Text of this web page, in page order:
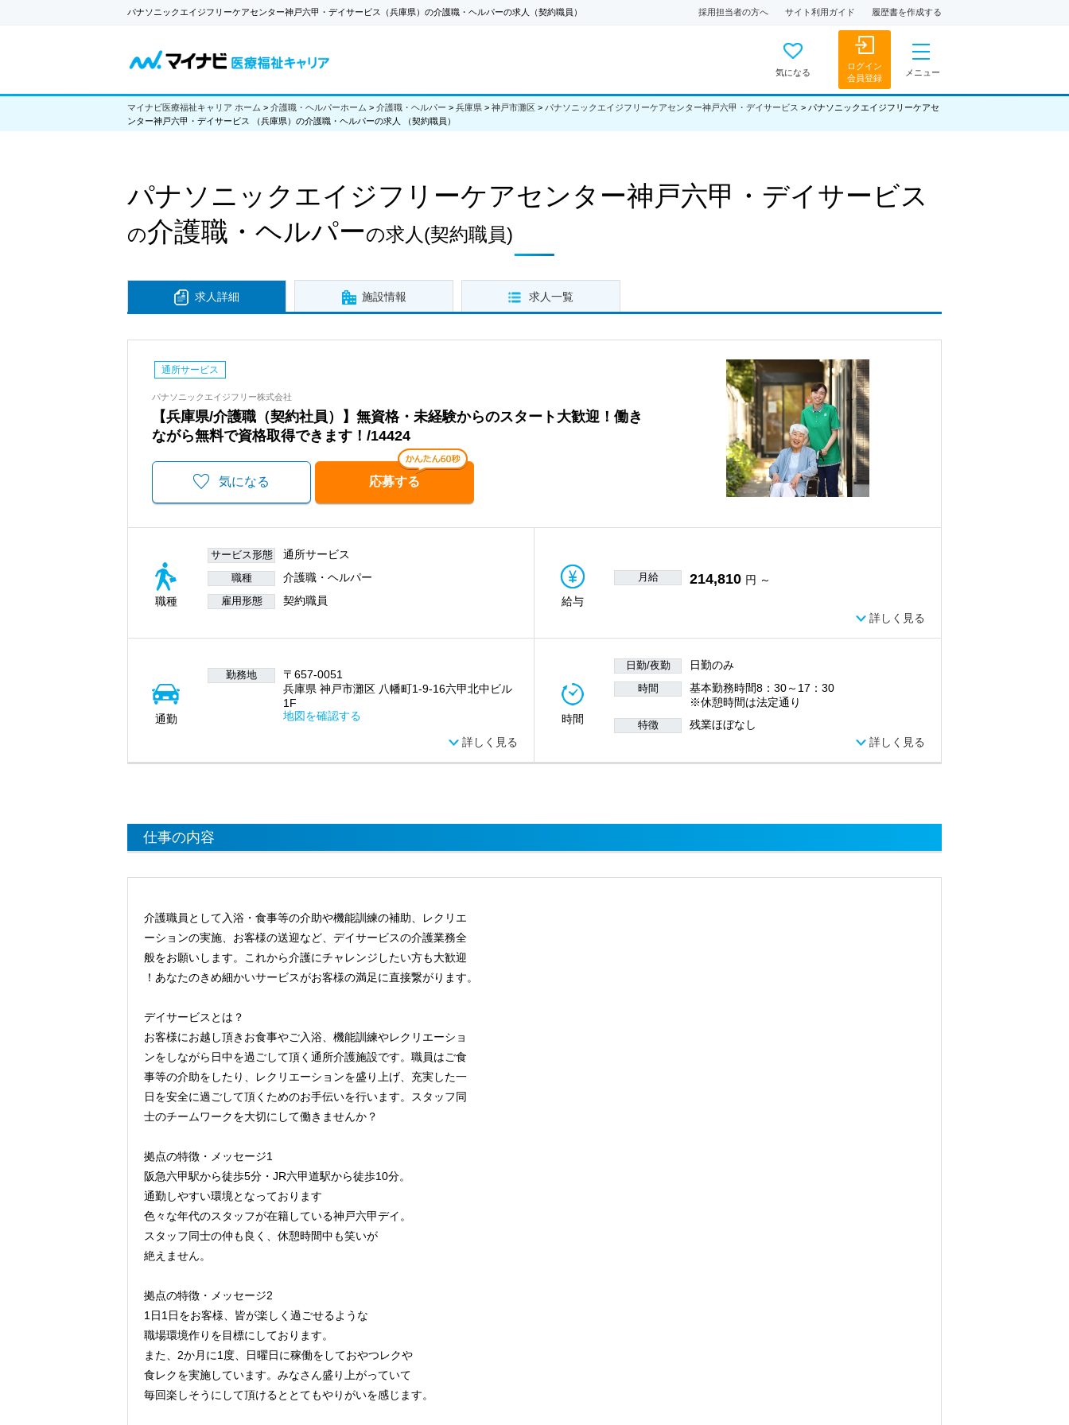
パナソニックエイジフリーケアセンター神戸六甲・デイサービス（兵庫県）の介護職・ヘルパーの求人（契約職員） 採用担当者の方へ サイト利用ガイド 履歴書を作成する
気になる
ログイン
会員登録
メニュー
マイナビ医療福祉キャリア ホーム > 介護職・ヘルパーホーム > 介護職・ヘルパー > 兵庫県 > 神戸市灘区 > パナソニックエイジフリーケアセンター神戸六甲・デイサービス > パナソニックエイジフリーケアセ
ンター神戸六甲・デイサービス （兵庫県）の介護職・ヘルパーの求人 （契約職員）
パナソニックエイジフリーケアセンター神戸六甲・デイサービス
の介護職・ヘルパーの求人 (契約職員)
求人詳細 施設情報 求人一覧
通所サービス
パナソニックエイジフリー株式会社
【兵庫県/介護職（契約社員）】無資格・未経験からのスタート大歓迎！働き
ながら無料で資格取得できます！/14424
気になる 応募する
職種
サービス形態 通所サービス
職種 介護職・ヘルパー
雇用形態 契約職員 給与
月給 214,810 円 ～
詳しく見る
通勤
勤務地
〒657-0051
兵庫県 神戸市灘区 八幡町1-9-16六甲北中ビル
1F
地図を確認する
詳しく見る
時間
日勤/夜勤 日勤のみ
時間
基本勤務時間8：30～17：30
※休憩時間は法定通り
特徴 残業ほぼなし
詳しく見る
仕事の内容
介護職員として入浴・食事等の介助や機能訓練の補助、レクリエ
ーションの実施、お客様の送迎など、デイサービスの介護業務全
般をお願いします。これから介護にチャレンジしたい方も大歓迎
！あなたのきめ細かいサービスがお客様の満足に直接繋がります。
デイサービスとは？
お客様にお越し頂きお食事やご入浴、機能訓練やレクリエーショ
ンをしながら日中を過ごして頂く通所介護施設です。職員はご食
事等の介助をしたり、レクリエーションを盛り上げ、充実した一
日を安全に過ごして頂くためのお手伝いを行います。スタッフ同
士のチームワークを大切にして働きませんか？
拠点の特徴・メッセージ1
阪急六甲駅から徒歩5分・JR六甲道駅から徒歩10分。
通勤しやすい環境となっております
色々な年代のスタッフが在籍している神戸六甲デイ。
スタッフ同士の仲も良く、休憩時間中も笑いが
絶えません。
拠点の特徴・メッセージ2
1日1日をお客様、皆が楽しく過ごせるような
職場環境作りを目標にしております。
また、2か月に1度、日曜日に稼働をしておやつレクや
食レクを実施しています。みなさん盛り上がっていて
毎回楽しそうにして頂けるととてもやりがいを感じます。